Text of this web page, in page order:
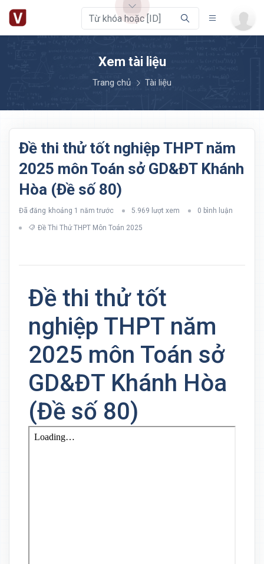
Xem tài liệu
Trang chủ Tài liệu
Đề thi thử tốt nghiệp THPT năm
2025 môn Toán sở GD&ĐT Khánh
Hòa (Đề số 80)
Đã đăng khoảng 1 năm trước 5.969 lượt xem 0 bình luận
Đề Thi Thử THPT Môn Toán 2025
Đề thi thử tốt
nghiệp THPT năm
2025 môn Toán sở
GD&ĐT Khánh Hòa
(Đề số 80)